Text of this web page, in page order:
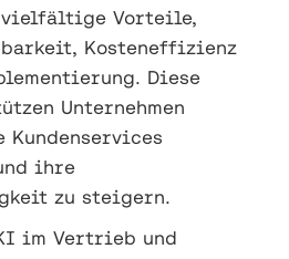
vielfältige Vorteile,
Kosteneffizienz
Diese
Unternehmen
Kundenservices
ihre
zu steigern.
im Vertrieb und